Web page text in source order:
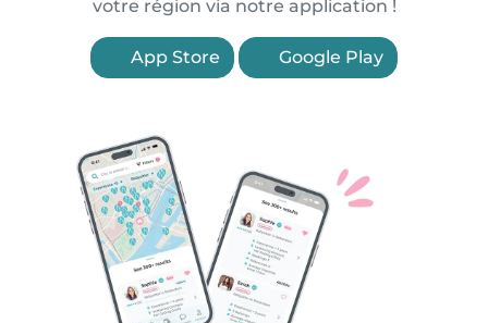
votre région via notre application !
App Store Google Play